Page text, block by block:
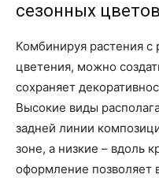
сезонных цветов
Комбинируя растения
цветения, можно
сохраняет
Высокие виды
задней линии
зоне, а низкие – вдоль
оформление позволяет